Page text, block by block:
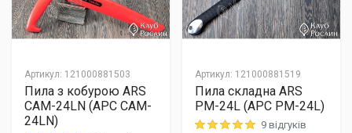
Артикул: 121000881503
Пила з кобурою ARS
CAM-24LN (АРС CAM-
24LN)
Артикул: 121000881519
Пила складна ARS
PM-24L (АРС PM-24L)
Rating: 5 out of 59 відгуків